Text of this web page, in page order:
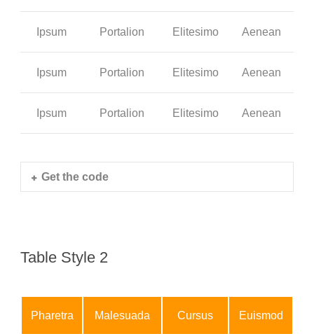
Ipsum Portalion Elitesimo Aenean
Ipsum Portalion Elitesimo Aenean
Ipsum Portalion Elitesimo Aenean
Get the code
Table Style 2
Pharetra Malesuada Cursus Euismod